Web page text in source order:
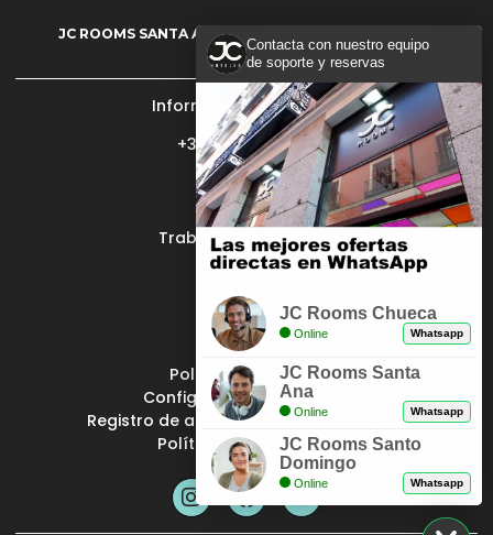
JC ROOMS SANTA ANA
Información y reservas:
+34 902 400 409
Mi reserva
Trabaja con nosotros
JC Grupo
Prensa
Aviso Legal
Política de cookies
Configuración de cookies
Registro de actividades de tratamiento
Política de privacidad
Contacta con nuestro equipo
de soporte y reservas
JC Rooms Chueca
Online Whatsapp
JC Rooms Santa
Ana
Online Whatsapp
JC Rooms Santo
Domingo
Online Whatsapp